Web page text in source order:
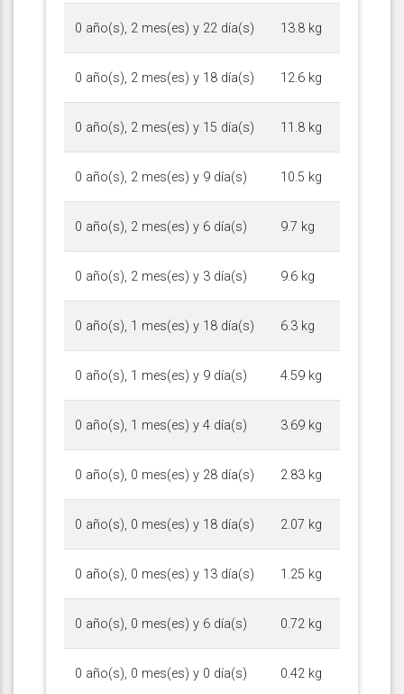
0 año(s), 2 mes(es) y 22 día(s) 13.8 kg
0 año(s), 2 mes(es) y 18 día(s) 12.6 kg
0 año(s), 2 mes(es) y 15 día(s) 11.8 kg
0 año(s), 2 mes(es) y 9 día(s) 10.5 kg
0 año(s), 2 mes(es) y 6 día(s) 9.7 kg
0 año(s), 2 mes(es) y 3 día(s) 9.6 kg
0 año(s), 1 mes(es) y 18 día(s) 6.3 kg
0 año(s), 1 mes(es) y 9 día(s) 4.59 kg
0 año(s), 1 mes(es) y 4 día(s) 3.69 kg
0 año(s), 0 mes(es) y 28 día(s) 2.83 kg
0 año(s), 0 mes(es) y 18 día(s) 2.07 kg
0 año(s), 0 mes(es) y 13 día(s) 1.25 kg
0 año(s), 0 mes(es) y 6 día(s) 0.72 kg
0 año(s), 0 mes(es) y 0 día(s) 0.42 kg